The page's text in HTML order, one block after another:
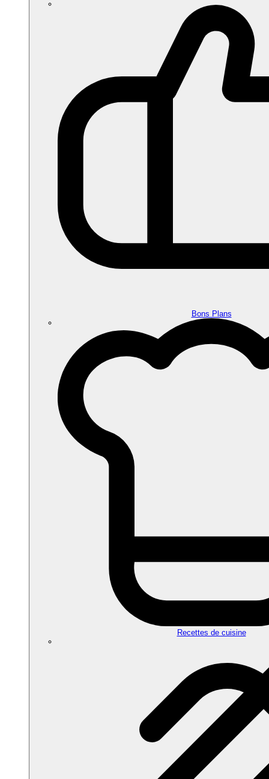
Bons Plans
Recettes de cuisine